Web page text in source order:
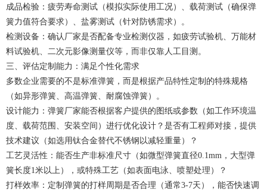
成品检验：疲劳寿命测试（模拟实际使用工况）、载荷测试（确保弹
簧力值符合要求）、盐雾测试（针对防锈需求）。
检测设备：确认厂家是否配备专业检测仪器，如疲劳试验机、万能材
料试验机、二次元影像测量仪等，而非仅靠人工目测。
三、评估定制能力：满足个性化需求
多数企业需要的不是标准弹簧，而是根据产品特性定制的特殊规格
（如异形弹簧、高温弹簧、耐腐蚀弹簧）。
设计能力： 弹簧厂家能否根据客户提供的图纸或参数（如工作环境温
度、载荷范围、安装空间）进行优化设计？是否有工程师对接，提供
技术建议（如选用钛合金替代不锈钢以减轻重量）？
工艺灵活性：能否生产非标准尺寸（如微型弹簧直径0.1mm，大型弹
簧长度1米以上），或特殊工艺（如表面电泳、喷塑处理）？
打样效率：定制弹簧的打样周期是否合理（通常3-7天），能否快速调